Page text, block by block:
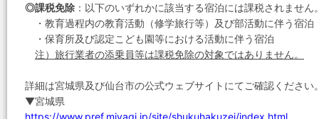
◎課税免除 ：以下のいずれかに該当する宿泊には課税されません
・教育過程内の教育活動（修学旅行等）及び部活動に伴う宿泊
・保育所及び認定こども園等における活動に伴う宿泊
注）旅行業者の添乗員等は課税免除の対象ではありません。
詳細は宮城県及び仙台市の公式ウェブサイトにてご確認ください
▼宮城県
https://www.pref.miyagi.jp/site/shukuhakuzei/index.html